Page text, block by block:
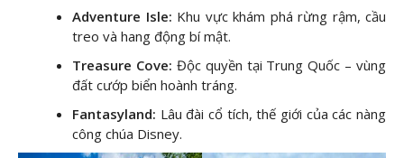
Adventure Isle: Khu vực khám phá rừng rậm, cầu
treo và hang động bí mật.
Treasure Cove: Độc quyền tại Trung Quốc – vùng
đất cướp biển hoành tráng.
Fantasyland: Lâu đài cổ tích, thế giới của các nàng
công chúa Disney.